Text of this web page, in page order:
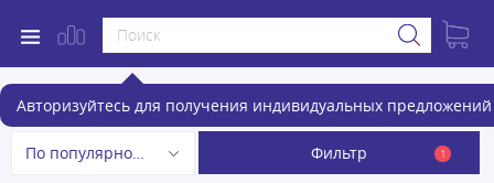
Авторизуйтесь для получения индивидуальных предложений
Фильтры-кувшины
По популярности Фильтр 1